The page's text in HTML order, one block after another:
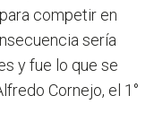
competir en
sería
y fue lo que se
Cornejo, el 1°